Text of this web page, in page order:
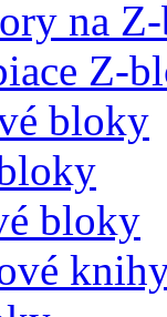
na
Z-
bloky
bloky